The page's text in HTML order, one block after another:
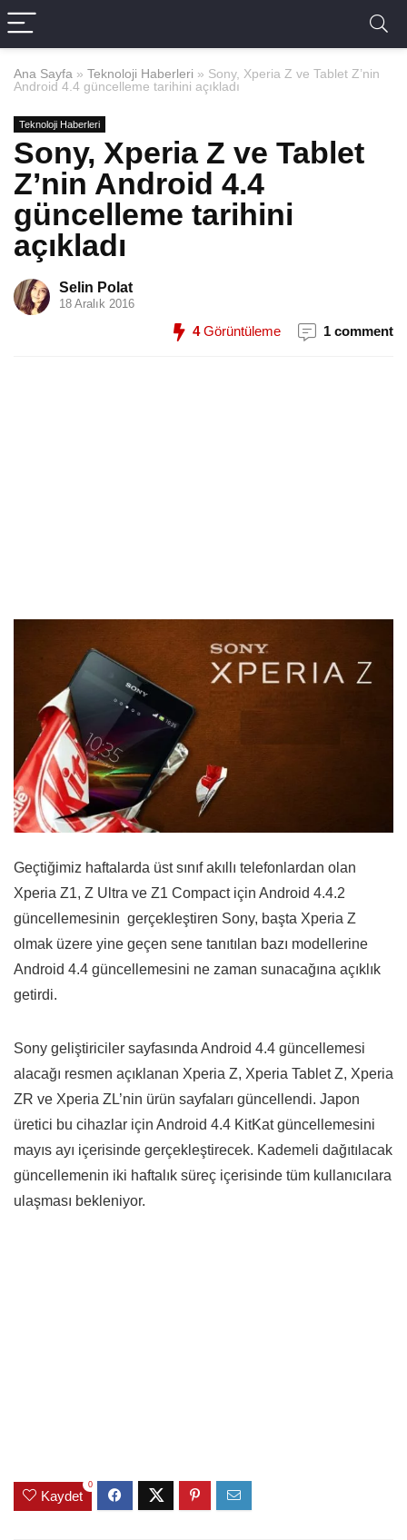
Ana Sayfa » Teknoloji Haberleri » Sony, Xperia Z ve Tablet Z’nin
Android 4.4 güncelleme tarihini açıkladı
Teknoloji Haberleri
Sony, Xperia Z ve Tablet
Z’nin Android 4.4
güncelleme tarihini
açıkladı
Selin Polat
18 Aralık 2016
4Görüntüleme 1 comment
Geçtiğimiz haftalarda üst sınıf akıllı telefonlardan olan
Xperia Z1, Z Ultra ve Z1 Compact için Android 4.4.2
güncellemesinin gerçekleştiren Sony, başta Xperia Z
olmak üzere yine geçen sene tanıtılan bazı modellerine
Android 4.4 güncellemesini ne zaman sunacağına açıklık
getirdi.
Sony geliştiriciler sayfasında Android 4.4 güncellemesi
alacağı resmen açıklanan Xperia Z, Xperia Tablet Z, Xperia
ZR ve Xperia ZL’nin ürün sayfaları güncellendi. Japon
üretici bu cihazlar için Android 4.4 KitKat güncellemesini
mayıs ayı içerisinde gerçekleştirecek. Kademeli dağıtılacak
güncellemenin iki haftalık süreç içerisinde tüm kullanıcılara
ulaşması bekleniyor.
Kaydet
0